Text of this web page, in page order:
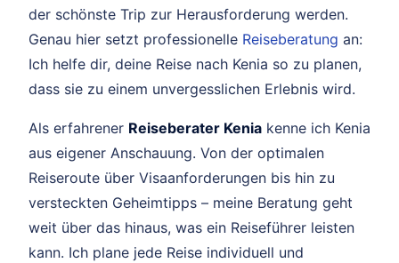
der schönste Trip zur Herausforderung werden.
Genau hier setzt professionelle Reiseberatung an:
Ich helfe dir, deine Reise nach Kenia so zu planen,
dass sie zu einem unvergesslichen Erlebnis wird.
Als erfahrener Reiseberater Kenia kenne ich Kenia
aus eigener Anschauung. Von der optimalen
Reiseroute über Visaanforderungen bis hin zu
versteckten Geheimtipps – meine Beratung geht
weit über das hinaus, was ein Reiseführer leisten
kann. Ich plane jede Reise individuell und